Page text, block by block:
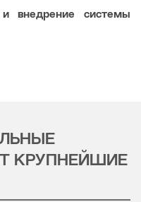
внедрение системы
КРУПНЕЙШИЕ